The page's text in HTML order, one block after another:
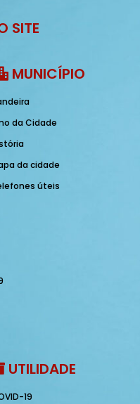
SITE
MUNICÍPIO
da Cidade
da cidade
úteis
UTILIDADE
19